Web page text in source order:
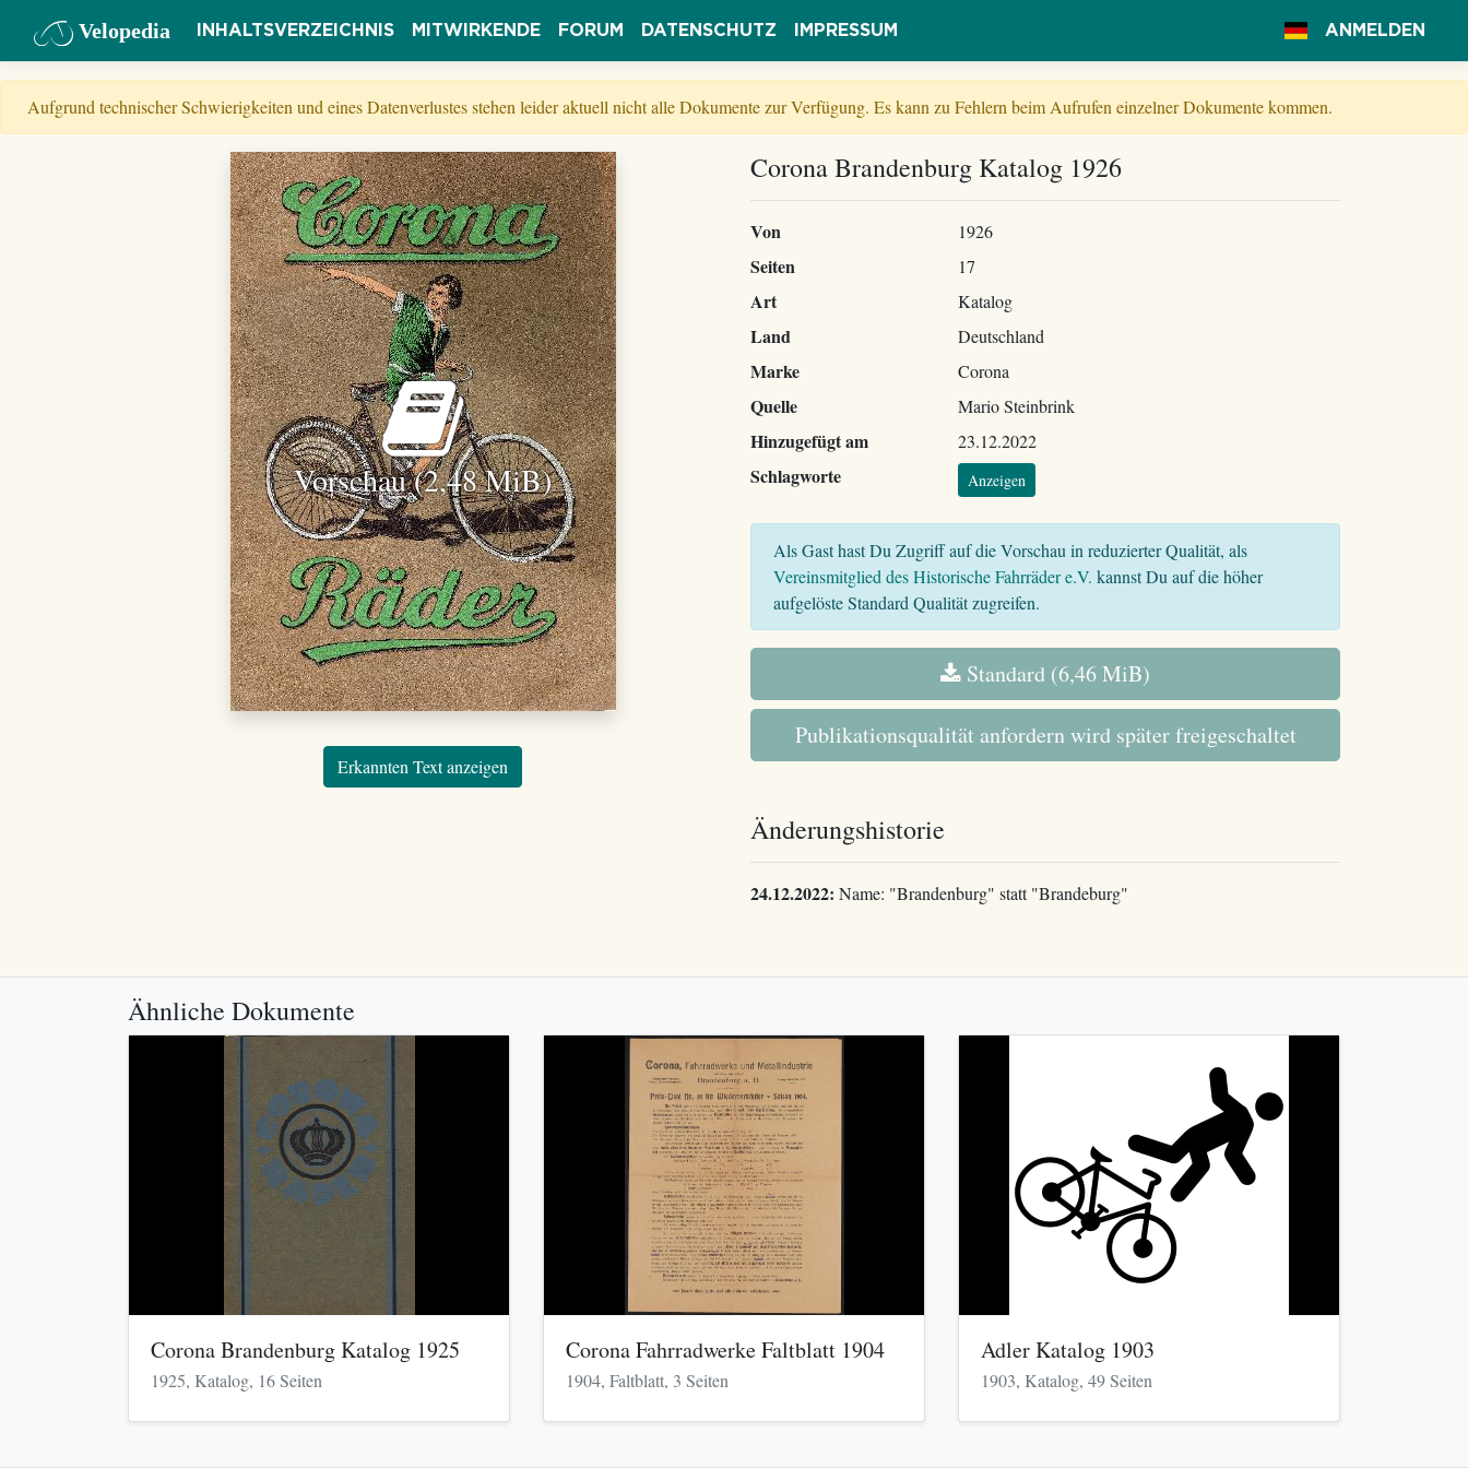
Velopedia INHALTSVERZEICHNIS MITWIRKENDE FORUM DATENSCHUTZ IMPRESSUM ANMELDEN
Aufgrund technischer Schwierigkeiten und eines Datenverlustes stehen leider aktuell nicht alle Dokumente zur Verfügung. Es kann zu Fehlern beim Aufrufen einzelner Dokumente kommen.
Vorschau (2,48 MiB)
Erkannten Text anzeigen
Corona Brandenburg Katalog 1926
Von 1926
Seiten 17
Art Katalog
Land Deutschland
Marke Corona
Quelle Mario Steinbrink
Hinzugefügt am 23.12.2022
Schlagworte Anzeigen
Als Gast hast Du Zugriff auf die Vorschau in reduzierter Qualität, als
Vereinsmitglied des Historische Fahrräder e.V. kannst Du auf die höher
aufgelöste Standard Qualität zugreifen.
Standard (6,46 MiB)
Publikationsqualität anfordern wird später freigeschaltet
Änderungshistorie
24.12.2022: Name: "Brandenburg" statt "Brandeburg"
Ähnliche Dokumente
Corona Brandenburg Katalog 1925
1925, Katalog, 16 Seiten
Corona Fahrradwerke Faltblatt 1904
1904, Faltblatt, 3 Seiten
Adler Katalog 1903
1903, Katalog, 49 Seiten